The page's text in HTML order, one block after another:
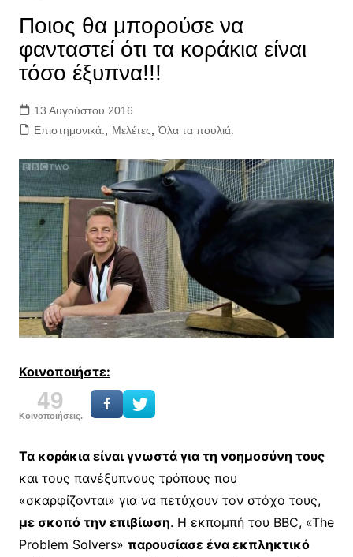
Ποιος θα μπορούσε να
φανταστεί ότι τα κοράκια είναι
τόσο έξυπνα!!!
13 Αυγούστου 2016
Επιστημονικά.
Μελέτες Όλα τα πουλιά.
Κοινοποιήστε:
49
Κοινοποιήσεις.
Τα κοράκια είναι γνωστά για τη νοημοσύνη τους
και τους πανέξυπνους τρόπους που
«σκαρφίζονται» για να πετύχουν τον στόχο τους,
με σκοπό την επιβίωση. Η εκπομπή του BBC, «The
Problem Solvers» παρουσίασε ένα εκπληκτικό